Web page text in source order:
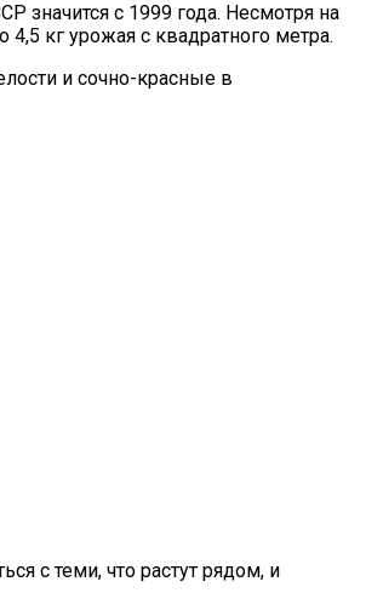
значится с 1999 года. Несмотря на
кг урожая с квадратного метра.
и сочно-красные в
с теми, что растут рядом, и